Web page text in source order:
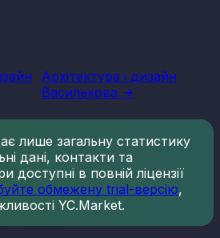
і дизайну
архітектури і дизайну у м.
в місті Переяслав є складовими
та економіки секторів
на розвиток держави,
На території України послуги
почали стрімко набирати
90-их років та з того часу значно
попит з боку клієнтів.
Архітектура і дизайн
Василькова ->
лише загальну статистику
дані, контакти та
доступні в повній ліцензії
обмежену trial-версію,
YC.Market.